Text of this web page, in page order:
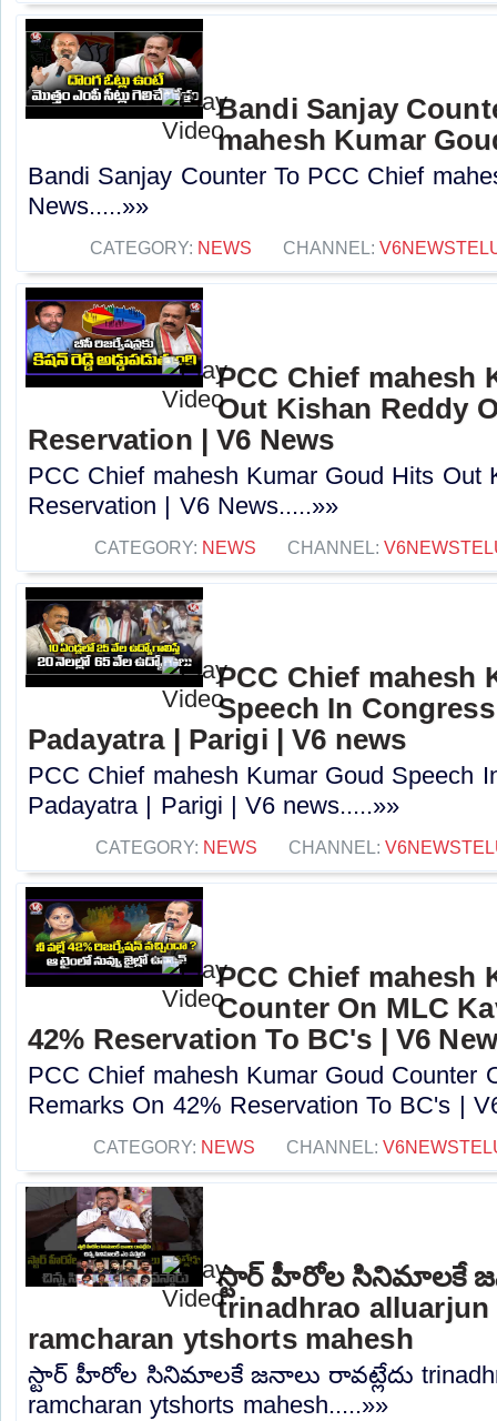
Bandi Sanjay
mahesh Kumar
Bandi Sanjay Counter To PCC Chief
News.....»»
CATEGORY: NEWS CHANNEL:
PCC Chief mahesh
Out Kishan Reddy
Reservation | V6 News
PCC Chief mahesh Kumar Goud Hits Out
Reservation | V6 News.....»»
CATEGORY: NEWS CHANNEL:
PCC Chief mahesh
Speech In
Padayatra | Parigi | V6 news
PCC Chief mahesh Kumar Goud Speech
Padayatra | Parigi | V6 news.....»»
CATEGORY: NEWS CHANNEL:
PCC Chief mahesh
Counter On MLC
42% Reservation To BC's | V6
PCC Chief mahesh Kumar Goud Counter
Remarks On 42% Reservation To BC's |
CATEGORY: NEWS CHANNEL:
స్టార్ హీరోల సినిమాలకే
trinadhrao alluarjun
ramcharan ytshorts mahesh
స్టార్ హీరోల సినిమాలకే జనాలు రావట్లేదు
ramcharan ytshorts mahesh.....»»